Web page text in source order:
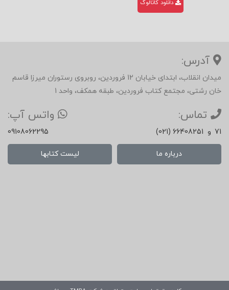
دانلود کاتالوگ
آدرس:
میدان انقلاب، ابتدای خیابان 12 فروردین، روبروی رستوران میرزا قاسم
خان رشتی، مجتمع کتاب فروردین، طبقه همکف، واحد 1
تماس:
(021) 66408251 و 71
واتس آپ:
09108062295
درباره ما لیست کتابها